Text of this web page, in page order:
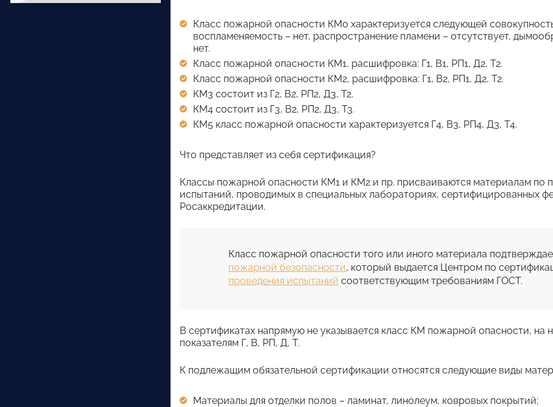
Класс пожарной опасности КМ0 характеризуется следующей
воспламеняемость – нет, распространение пламени – отсутствует,
нет.
Класс пожарной опасности КМ1, расшифровка: Г1, В1, РП1, Д2, Т2.
Класс пожарной опасности КМ2, расшифровка: Г1, В2, РП1, Д2, Т2.
КМ3 состоит из Г2, В2, РП2, Д3, Т2.
КМ4 состоит из Г3, В2, РП2, Д3, Т3.
КМ5 класс пожарной опасности характеризуется Г4, В3, РП4, Д3, Т4.
Что представляет из себя сертификация?
Классы пожарной опасности КМ1 и КМ2 и пр. присваиваются материалам по
испытаний, проводимых в специальных лабораториях, сертифицированных
Росаккредитации.
Класс пожарной опасности того или иного материала
пожарной безопасности, который выдается Центром по
проведения испытаний соответствующим требованиям ГОСТ.
В сертификатах напрямую не указывается класс КМ пожарной опасности, на
показателям Г, В, РП, Д, Т.
К подлежащим обязательной сертификации относятся следующие виды
Материалы для отделки полов – ламинат, линолеум, ковровых покрытий;